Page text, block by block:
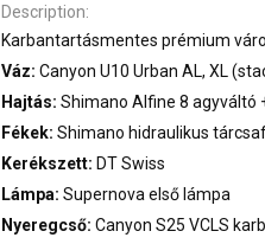
Description
Karbantartásmentes prémium
Váz: Canyon U10 Urban AL, XL
Hajtás: Shimano Alfine 8 agyváltó
Fékek: Shimano hidraulikus
Kerékszett: DT Swiss
Lámpa: Supernova első lámpa
Nyeregcső: Canyon S25 VCLS